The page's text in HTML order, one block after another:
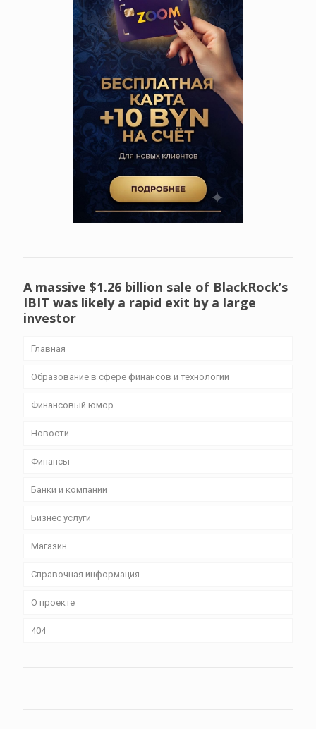
A massive $1.26 billion sale of BlackRock’s
IBIT was likely a rapid exit by a large
investor
Главная
Образование в сфере финансов и технологий
Финансовый юмор
Новости
Финансы
Банки и компании
Бизнес уcлуги
Магазин
Справочная информация
О проекте
404